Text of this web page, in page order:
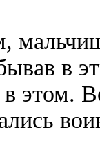
в
в этом.